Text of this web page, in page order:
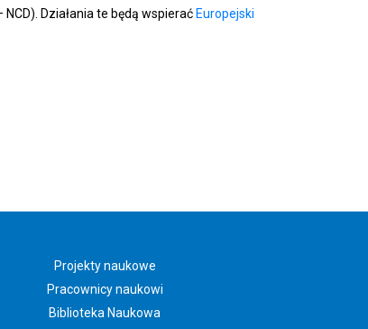
NCD). Działania te będą wspierać Europejski
Projekty naukowe
Pracownicy naukowi
Biblioteka Naukowa